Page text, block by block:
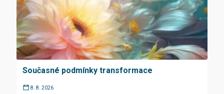
Současné podmínky transformace
8. 8. 2026